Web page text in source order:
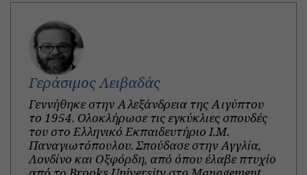
Γεράσιμος Λειβαδάς
Γεννήθηκε στην Αλεξάνδρεια της Αιγύπτου
το 1954. Ολοκλήρωσε τις εγκύκλιες σπουδές
του στο Ελληνικό Εκπαιδευτήριο Ι.Μ.
Παναγιωτόπουλου. Σπούδασε στην Αγγλία,
Λονδίνο και Οξφόρδη, από όπου έλαβε πτυχίο